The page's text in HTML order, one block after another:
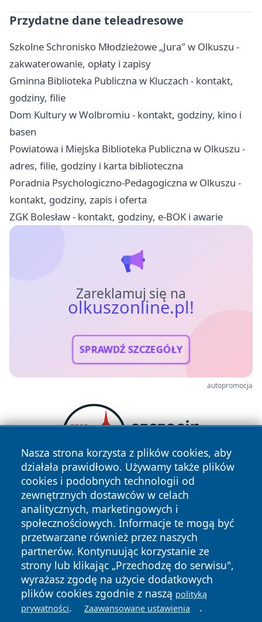
Przydatne dane teleadresowe
Szkolne Schronisko Młodzieżowe „Jura" w Olkuszu -
zakwaterowanie, opłaty i zapisy
Gminna Biblioteka Publiczna w Kluczach - kontakt,
godziny, filie
Dom Kultury w Wolbromiu - kontakt, godziny, kino i
basen
Powiatowa i Miejska Biblioteka Publiczna w Olkuszu -
adres, filie, godziny i karta biblioteczna
Poradnia Psychologiczno-Pedagogiczna w Olkuszu -
kontakt, godziny, zapis i oferta
ZGK Bolesław - kontakt, godziny, e-BOK i awarie
Zareklamuj się na
olkuszonline.pl!
SPRAWDŹ SZCZEGÓŁY
autopromocja
Nasza strona korzysta z plików cookies, aby
działała prawidłowo. Używamy także plików
cookies i podobnych technologii od
zewnętrznych dostawców w celach
analitycznych, marketingowych i
społecznościowych. Informacje te mogą być
przetwarzane również przez naszych
partnerów. Kontynuując korzystanie ze
strony lub klikając „Przechodzę do serwisu",
wyrażasz zgodę na użycie dodatkowych
plików cookies zgodnie z naszą polityką
prywatności. Zaawansowane ustawienia .
Copyright © 2026 olkuszonline.pl Wszystkie prawa
zastrzeżone.